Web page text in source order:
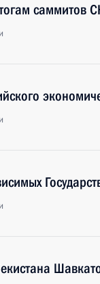
саммитов